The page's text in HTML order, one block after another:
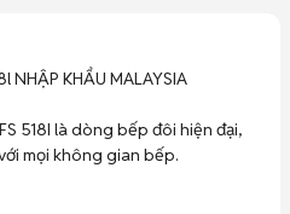
NHẬP KHẨU MALAYSIA
518I là dòng bếp đôi hiện đại,
mọi không gian bếp.